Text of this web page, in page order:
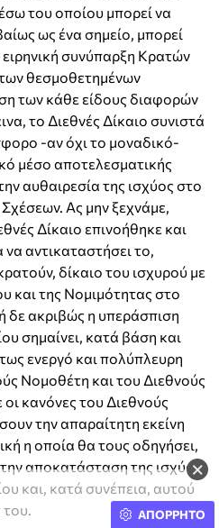
×
του οποίου μπορεί να
ως ένα σημείο, μπορεί
ειρηνική συνύπαρξη Κρατών
θεσμοθετημένων
των κάθε είδους διαφορών
το Διεθνές Δίκαιο συνιστά
-αν όχι το μοναδικό-
μέσο αποτελεσματικής
αυθαιρεσία της ισχύος στο
Ας μην ξεχνάμε,
Δίκαιο επινοήθηκε και
αντικαταστήσει το,
δίκαιο του ισχυρού με
και της Νομιμότητας στο
δε ακριβώς η υπεράσπιση
σημαίνει, κατά βάση και
ενεργό και πολύπλευρη
Νομοθέτη και του Διεθνούς
κανόνες του Διεθνούς
την απαραίτητη εκείνη
η οποία θα τους οδηγήσει,
αποκατάσταση της ισχύος
και, κατά συνέπεια, αυτού
ΑΠΟΡΡΗΤΟ